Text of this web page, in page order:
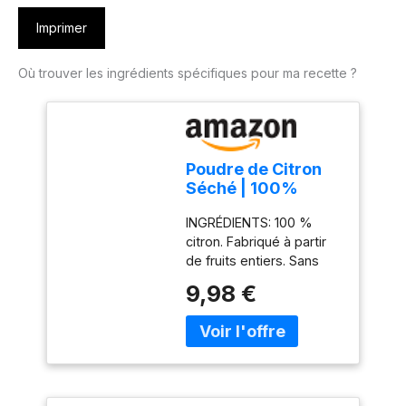
Imprimer
Où trouver les ingrédients spécifiques pour ma recette ?
Poudre de Citron
Séché | 100%
The Citron |
Ingrédients de
Cuisine | Epicerie
Alimentaire Arome
Alimentaire Arome
Citron | Pure
Lemon Fruit
Powder (poudre
INGRÉDIENTS: 100 %
citron. Fabriqué à partir
de fruits entiers. Sans
colorants ou arômes.
FABRIQUÉ EN ESPAGNE à
partir de citrons
simplement séchés,
9,98 €